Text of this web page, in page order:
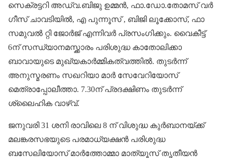
സെക്രട്ടറി അഡ്വ.ബിജു ഉമ്മൻ, ഫാ.ഡോ.തോമസ് വർ​
ഗീസ് ചാവടിയിൽ, എ പുന്നൂസ് , ബിജി ലൂക്കോസ്, ഫാ
സമുവൽ റ്റി ജോർജ് എന്നിവർ പ്രസം​ഗിക്കും. വൈകീട്ട്
6ന് സന്ധ്യാനമസ്ക്കാരം പരിശുദ്ധ കാതോലിക്കാ
ബാവായുടെ മുഖ്യകാർമ്മികത്വത്തിൽ. തുടർന്ന്
അനുസ്മരണം സഖറിയാ മാർ സേവേറിയോസ്
മെത്രാപ്പോലീത്താ. 7.30ന് പ്രദക്ഷിണം തുടർന്ന്
ശ്ലൈഹിക വാഴ്വ്.
ജനുവരി 31 ശനി രാവിലെ 8 ന് വിശുദ്ധ കുർബാനയ്ക്ക്
മലങ്കരസഭയുടെ പരമാധ്യക്ഷൻ പരിശുദ്ധ
ബസേലിയോസ് മാർത്തോമ്മാ മാത്യൂസ് തൃതീയൻ